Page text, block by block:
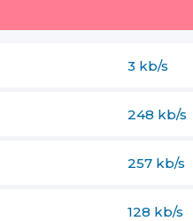
3 kb/s
248 kb/s
257 kb/s
128 kb/s